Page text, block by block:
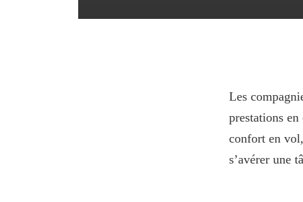
Les
prestations
confort en
s’avérer une